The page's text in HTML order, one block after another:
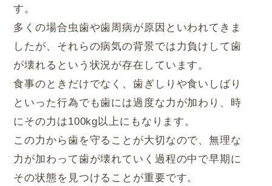
す。
多くの場合虫歯や歯周病が原因といわれてきま
したが、それらの病気の背景では力負けして歯
が壊れるという状況が存在しています。
食事のときだけでなく、歯ぎしりや食いしばり
といった行為でも歯には過度な力が加わり、時
にその力は100kg以上にもなります。
この力から歯を守ることが大切なので、無理な
力が加わって歯が壊れていく過程の中で早期に
その状態を見つけることが重要です。